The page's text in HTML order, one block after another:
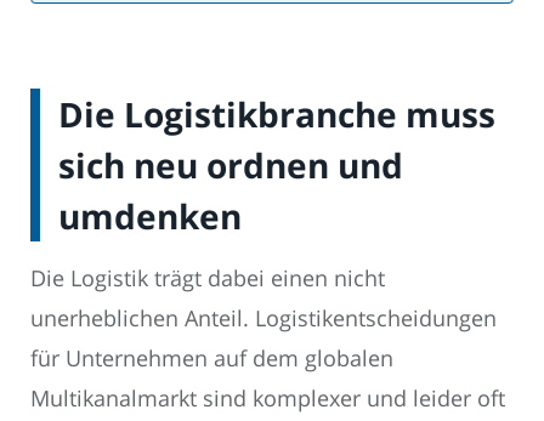
Die Logistikbranche muss
sich neu ordnen und
umdenken
Die Logistik trägt dabei einen nicht
unerheblichen Anteil. Logistikentscheidungen
für Unternehmen auf dem globalen
Multikanalmarkt sind komplexer und leider oft